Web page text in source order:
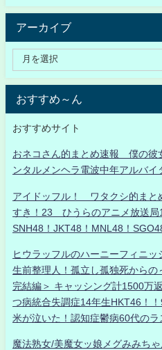
アーカイブ
おすすめ～ん
おすすめサイト
おネコさん的まとめ速報 僕の彼
ンタルメンヘラ電波中年アルバ
アイドッフル！ ワタクシ的ま
すき！23 ひうらのアニメ放送局
SNH48！JKT48！MNL48！
ヒウラッフルのハーニーフィニッ
生前整理人！孤立し孤独死から
完結編＞ キャッシング計1500万
つ病統合失調症14年生HKT46！
米が泣いた！認知症鬱病60代の
魔法熟女/美魔女ッ娘メグみみち